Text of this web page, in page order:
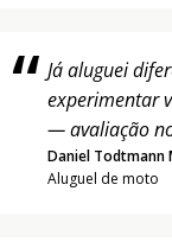
Já aluguei
experimentar
— avaliação
Daniel Todtmann
Aluguel de moto